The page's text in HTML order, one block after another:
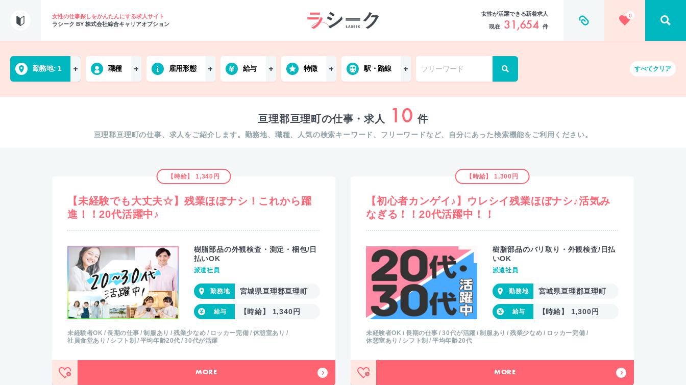
女性の仕事探しをかんたんにする求人サイト
ラシーク BY 株式会社綜合キャリアオプション
女性が活躍できる新着求人
現在 31,654 件
0
勤務地 1 職種 雇用形態 給与 特徴 駅・路線 すべてクリア
亘理郡亘理町の仕事・求人 10 件
亘理郡亘理町の仕事、求人をご紹介します。勤務地、職種、人気の検索キーワード、フリーワードなど、自分にあった検索機能をご利用ください。
【時給】 1,340円
【未経験でも大丈夫☆】残業ほぼナシ！これから躍
進！！20代活躍中♪
樹脂部品の外観検査・測定・梱包/日
払いOK
派遣社員
宮城県亘理郡亘理町
【時給】 1,340円
未経験者OK 長期の仕事 制服あり 残業少なめ ロッカー完備
休憩室あり
社員食堂あり
シフト制 平均年齢20代 30代が活躍
MORE
【時給】 1,300円
【初心者カンゲイ♪】ウレシイ残業ほぼナシ♪活気み
なぎる！！20代活躍中！！
樹脂部品のバリ取り・外観検査/日払
いOK
派遣社員
宮城県亘理郡亘理町
【時給】 1,300円
未経験者OK 長期の仕事 30代が活躍 制服あり 残業少なめ
ロッカー完備
休憩室あり
シフト制 平均年齢20代
MORE